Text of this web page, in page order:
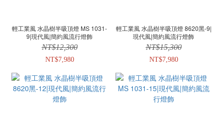
輕工業風 水晶樹半吸頂燈 MS 1031-
9|現代風|簡約風流行燈飾
NT$12,300
NT$7,980
輕工業風 水晶樹半吸頂燈 8620黑-9|
現代風|簡約風流行燈飾
NT$15,300
NT$7,980